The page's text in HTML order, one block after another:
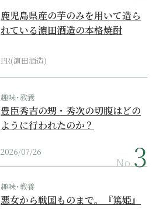
鹿児島県産の芋のみを用いて造ら
れている濵田酒造の本格焼酎
PR(濵田酒造)
趣味･教養
豊臣秀吉の甥・秀次の切腹はどの
ように行われたのか？
2026/07/26
No.
趣味･教養
悪女から戦国ものまで。『篤姫』